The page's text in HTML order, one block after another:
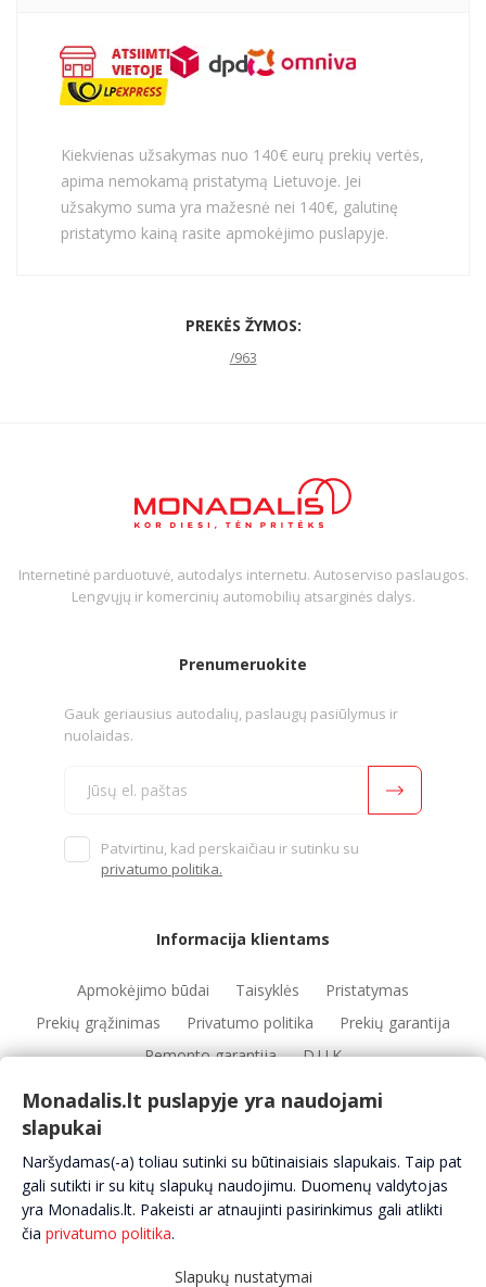
Kiekvienas užsakymas nuo 140€ eurų prekių vertės,
apima nemokamą pristatymą Lietuvoje. Jei
užsakymo suma yra mažesnė nei 140€, galutinę
pristatymo kainą rasite apmokėjimo puslapyje.
PREKĖS ŽYMOS:
/963
Internetinė parduotuvė, autodalys internetu. Autoserviso paslaugos.
Lengvųjų ir komercinių automobilių atsarginės dalys.
Prenumeruokite
Gauk geriausius autodalių, paslaugų pasiūlymus ir
nuolaidas.
Patvirtinu, kad perskaičiau ir sutinku su
privatumo politika.
Informacija klientams
Apmokėjimo būdai Taisyklės
Pristatymas
Prekių grąžinimas
Privatumo politika
Prekių garantija
Remonto garantija
D.U.K
Automobilių servisai Automobilių dalys
Apie mus
Kontaktai
Monadalis.lt puslapyje yra naudojami
slapukai
Naršydamas(-a) toliau sutinki su būtinaisiais slapukais. Taip pat
gali sutikti ir su kitų slapukų naudojimu. Duomenų valdytojas
yra Monadalis.lt. Pakeisti ar atnaujinti pasirinkimus gali atlikti
čia privatumo politika.
Slapukų nustatymai